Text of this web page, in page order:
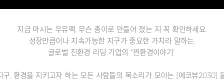
지금 마시는 우유팩, 무슨 종이로 만들어 졌는 지 꼭 확인하세요.
성장만큼이나 지속가능한 지구가 중요한 가치라 말하는,
글로벌 친환경 리딩 기업의 '"찐환경이야기'
구, 환경을 지키고자 하는 모든 사람들의 목소리가 모이는 [에코뷰2030]